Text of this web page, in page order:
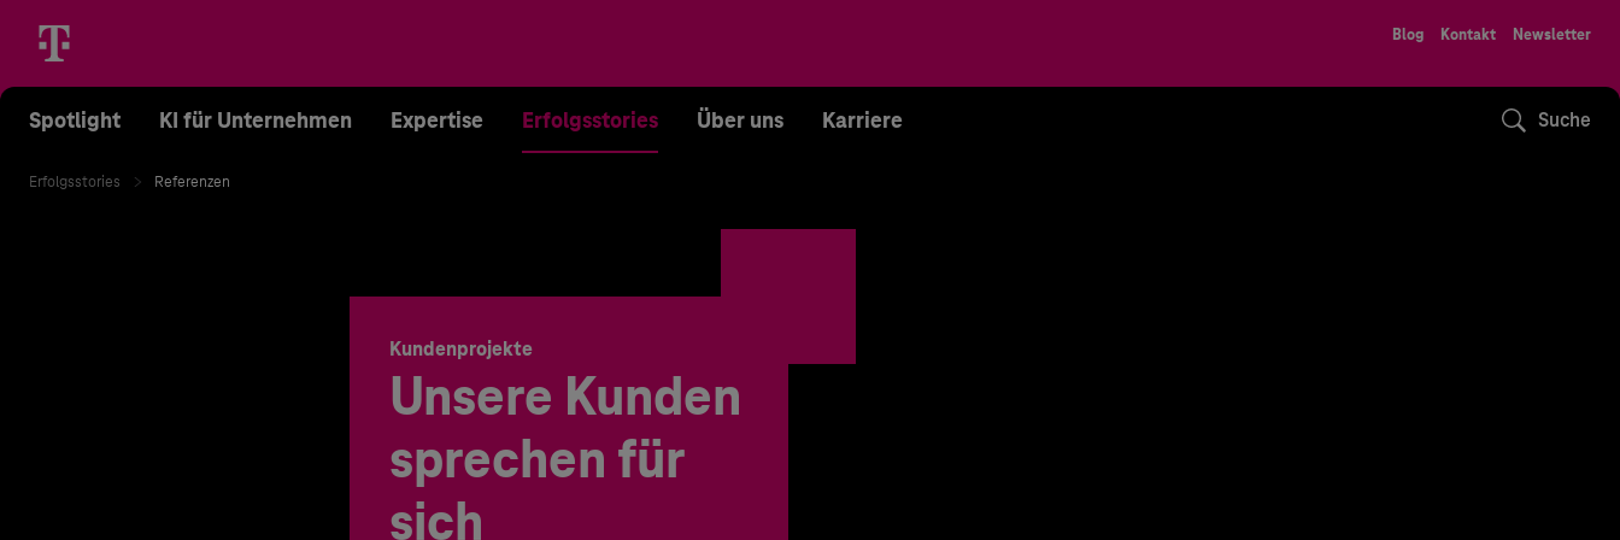
Blog Kontakt Newsletter
Spotlight KI für Unternehmen Expertise Erfolgsstories Über uns Karriere Suche
Erfolgsstories Referenzen
Kundenprojekte
Unsere Kunden
sprechen für
sich